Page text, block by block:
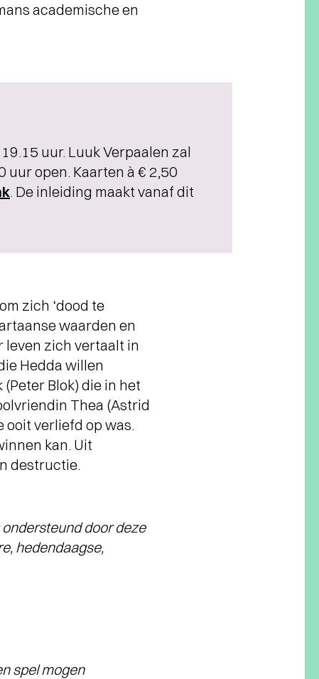
academische en
uur. Luuk Verpaalen zal
open. Kaarten à € 2,50
. De inleiding maakt vanaf dit
zich ‘dood te
waarden en
leven zich vertaalt in
Hedda willen
Blok) die in het
Thea (Astrid
ooit verliefd op was.
kan. Uit
destructie.
ondersteund door deze
hedendaagse,
spel mogen